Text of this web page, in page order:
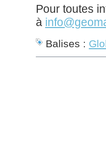
Pour toutes
à
Balises :